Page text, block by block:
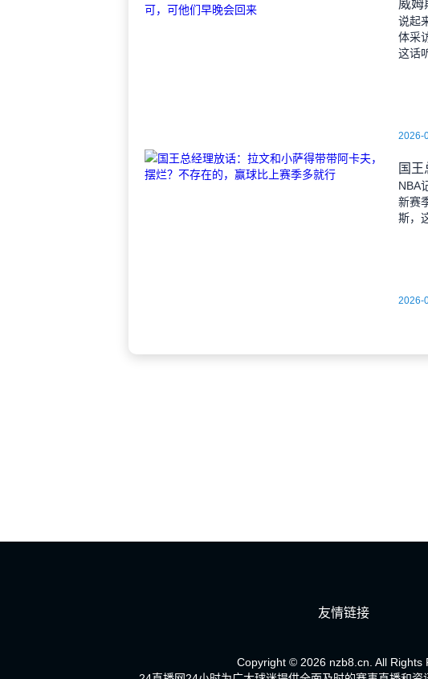
说起
体采
这话
2026-
NBA
新赛
斯，
2026-
友情链接
Copyright © 2026 nzb8.cn. All Rights